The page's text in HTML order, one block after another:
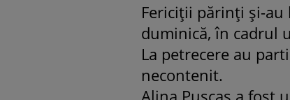
Fericiţii părinţi şi-au
duminică, în cadrul
La petrecere au
necontenit.
Alina Puşcaş a fost